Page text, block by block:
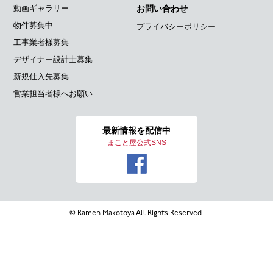
動画ギャラリー
物件募集中
工事業者様募集
デザイナー設計士募集
新規仕入先募集
営業担当者様へお願い
お問い合わせ
プライバシーポリシー
最新情報を配信中
まこと屋公式SNS
© Ramen Makotoya All Rights Reserved.